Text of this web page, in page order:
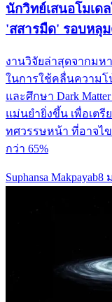
นักวิทย์เสนอโมเด
'สสารมืด' รอบหลุ
งานวิจัยล่าสุดจากมห
ในการใช้คลื่นความโน้
และศึกษา Dark
แม่นยำยิ่งขึ้น เพื่อเต
ทศวรรษหน้า ที่อาจไ
กว่า 65%
Suphansa Makpayab8